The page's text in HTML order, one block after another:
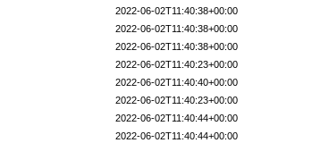
2022-06-02T11:40:38+00:00
2022-06-02T11:40:38+00:00
2022-06-02T11:40:38+00:00
2022-06-02T11:40:23+00:00
2022-06-02T11:40:40+00:00
2022-06-02T11:40:23+00:00
2022-06-02T11:40:44+00:00
2022-06-02T11:40:44+00:00